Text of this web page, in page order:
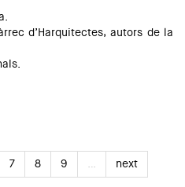
d’Harquitectes, autors de la
7 8 9 …
next